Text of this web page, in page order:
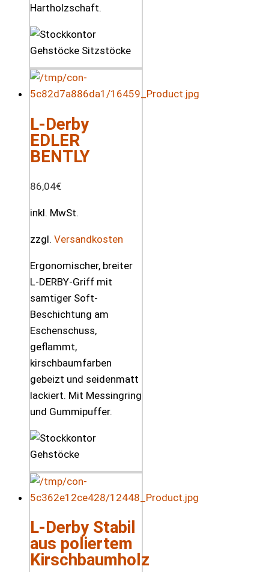
Hartholzschaft.
L-Derby
EDLER
BENTLY
86,04€
inkl. MwSt.
zzgl. Versandkosten
Ergonomischer, breiter
L-DERBY-Griff mit
samtiger Soft-
Beschichtung am
Eschenschuss,
geflammt,
kirschbaumfarben
gebeizt und seidenmatt
lackiert. Mit Messingring
und Gummipuffer.
L-Derby Stabil
aus poliertem
Kirschbaumholz